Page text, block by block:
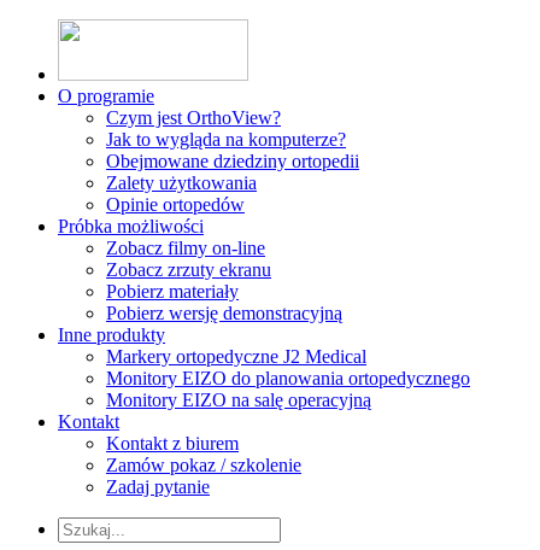
O programie
Czym jest OrthoView?
Jak to wygląda na komputerze?
Obejmowane dziedziny ortopedii
Zalety użytkowania
Opinie ortopedów
Próbka możliwości
Zobacz filmy on-line
Zobacz zrzuty ekranu
Pobierz materiały
Pobierz wersję demonstracyjną
Inne produkty
Markery ortopedyczne J2 Medical
Monitory EIZO do planowania ortopedycznego
Monitory EIZO na salę operacyjną
Kontakt
Kontakt z biurem
Zamów pokaz / szkolenie
Zadaj pytanie